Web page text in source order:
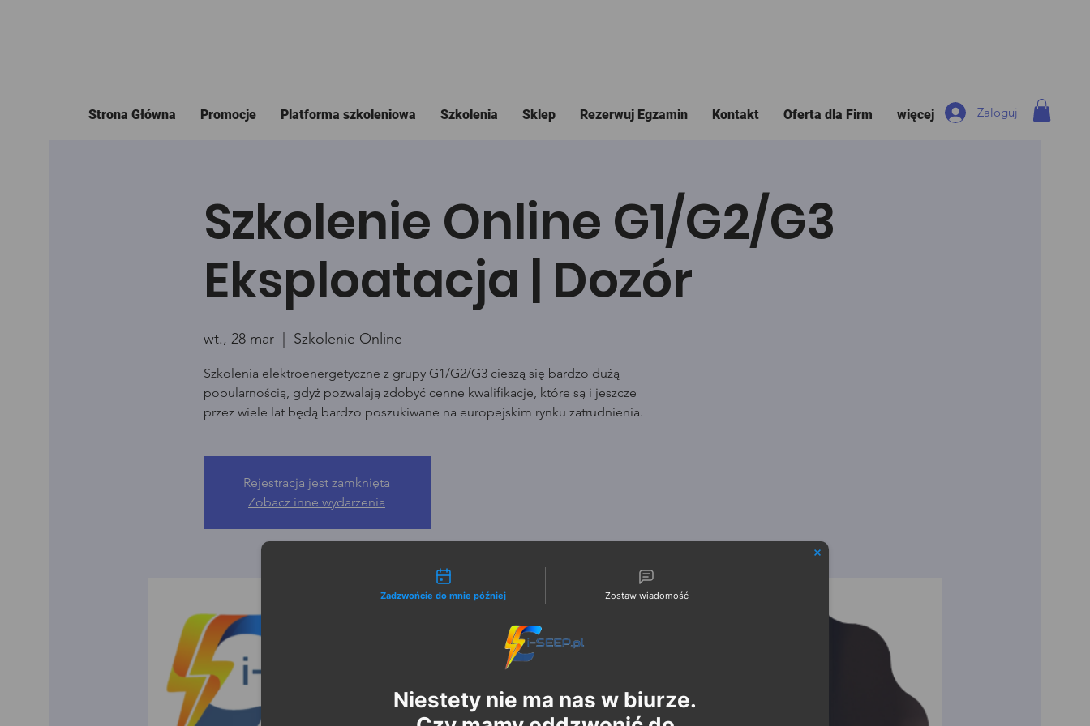
Strona Główna Promocje Platforma szkoleniowa Szkolenia Sklep Rezerwuj Egzamin Kontakt Oferta dla Firm więcej Zaloguj
Szkolenie Online G1/G2/G3
Eksploatacja | Dozór
wt., 28 mar
  |
Szkolenie Online
Szkolenia elektroenergetyczne z grupy G1/G2/G3 cieszą się bardzo dużą
popularnością, gdyż pozwalają zdobyć cenne kwalifikacje, które są i jeszcze
przez wiele lat będą bardzo poszukiwane na europejskim rynku zatrudnienia.
Rejestracja jest zamknięta
Zobacz inne wydarzenia
Możliwości kontaktu
Zadzwońcie do mnie później Zostaw wiadomość
Niestety nie ma nas w biurze.